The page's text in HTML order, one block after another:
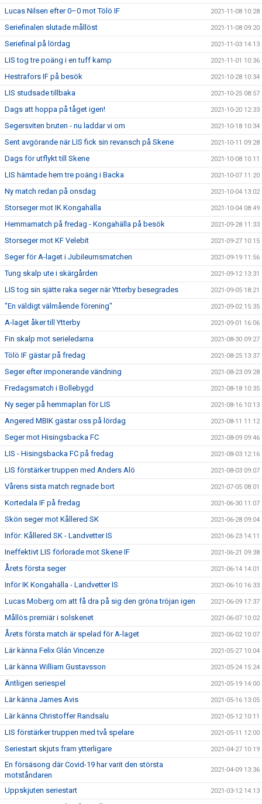
Lucas Nilsen efter 0–0 mot Tölö IF 2021-11-08 10:28
Seriefinalen slutade mållöst 2021-11-08 09:20
Seriefinal på lördag 2021-11-03 14:13
LIS tog tre poäng i en tuff kamp 2021-11-01 10:36
Hestrafors IF på besök 2021-10-28 10:34
LIS studsade tillbaka 2021-10-25 08:57
Dags att hoppa på tåget igen! 2021-10-20 12:33
Segersviten bruten - nu laddar vi om 2021-10-18 10:34
Sent avgörande när LIS fick sin revansch på Skene 2021-10-11 09:28
Dags för utflykt till Skene 2021-10-08 10:11
LIS hämtade hem tre poäng i Backa 2021-10-07 11:20
Ny match redan på onsdag 2021-10-04 13:02
Storseger mot IK Kongahälla 2021-10-04 08:49
Hemmamatch på fredag - Kongahälla på besök 2021-09-28 11:33
Storseger mot KF Velebit 2021-09-27 10:15
Seger för A-laget i Jubileumsmatchen 2021-09-19 11:56
Tung skalp ute i skärgården 2021-09-12 13:31
LIS tog sin sjätte raka seger när Ytterby besegrades 2021-09-05 18:21
"En väldigt välmående förening" 2021-09-02 15:35
A-laget åker till Ytterby 2021-09-01 16:06
Fin skalp mot serieledarna 2021-08-30 09:27
Tölö IF gästar på fredag 2021-08-25 13:37
Seger efter imponerande vändning 2021-08-23 09:28
Fredagsmatch i Bollebygd 2021-08-18 10:35
Ny seger på hemmaplan för LIS 2021-08-16 10:13
Angered MBIK gästar oss på lördag 2021-08-11 11:12
Seger mot Hisingsbacka FC 2021-08-09 09:46
LIS - Hisingsbacka FC på fredag 2021-08-03 12:16
LIS förstärker truppen med Anders Alö 2021-08-03 09:07
Vårens sista match regnade bort 2021-07-05 08:01
Kortedala IF på fredag 2021-06-30 11:07
Skön seger mot Kållered SK 2021-06-28 09:04
Inför: Kållered SK - Landvetter IS 2021-06-23 14:11
Ineffektivt LIS förlorade mot Skene IF 2021-06-21 09:38
Årets första seger 2021-06-14 14:01
Inför IK Kongahälla - Landvetter IS 2021-06-10 16:33
Lucas Moberg om att få dra på sig den gröna tröjan igen 2021-06-09 17:37
Mållös premiär i solskenet 2021-06-07 10:02
Årets första match är spelad för A-laget 2021-06-02 10:07
Lär känna Felix Glán Vincenze 2021-05-27 10:04
Lär känna William Gustavsson 2021-05-24 15:24
Äntligen seriespel 2021-05-19 14:00
Lär känna James Avis 2021-05-16 13:05
Lär känna Christoffer Randsalu 2021-05-12 10:11
LIS förstärker truppen med två spelare 2021-05-11 12:00
Seriestart skjuts fram ytterligare 2021-04-27 10:19
En försäsong där Covid-19 har varit den största
motståndaren
2021-04-09 13:36
Uppskjuten seriestart 2021-03-12 14:13